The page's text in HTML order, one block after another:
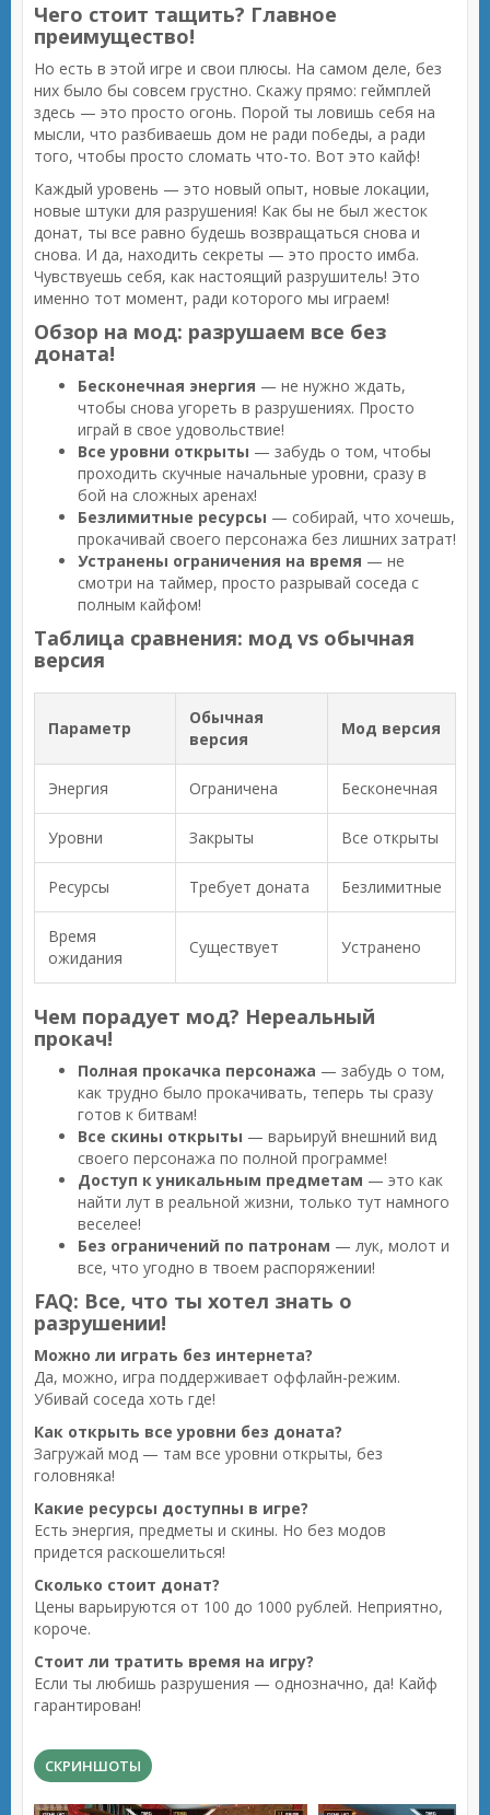
Чего стоит тащить? Главное
преимущество!
Но есть в этой игре и свои плюсы. На самом деле, без
них было бы совсем грустно. Скажу прямо: геймплей
здесь — это просто огонь. Порой ты ловишь себя на
мысли, что разбиваешь дом не ради победы, а ради
того, чтобы просто сломать что-то. Вот это кайф!
Каждый уровень — это новый опыт, новые локации,
новые штуки для разрушения! Как бы не был жесток
донат, ты все равно будешь возвращаться снова и
снова. И да, находить секреты — это просто имба.
Чувствуешь себя, как настоящий разрушитель! Это
именно тот момент, ради которого мы играем!
Обзор на мод: разрушаем все без
доната!
Бесконечная энергия — не нужно ждать,
чтобы снова угореть в разрушениях. Просто
играй в свое удовольствие!
Все уровни открыты — забудь о том, чтобы
проходить скучные начальные уровни, сразу в
бой на сложных аренах!
Безлимитные ресурсы — собирай, что хочешь,
прокачивай своего персонажа без лишних затрат!
Устранены ограничения на время — не
смотри на таймер, просто разрывай соседа с
полным кайфом!
Таблица сравнения: мод vs обычная
версия
Параметр
Обычная
версия
Мод версия
Энергия Ограничена Бесконечная
Уровни Закрыты Все открыты
Ресурсы Требует доната Безлимитные
Время
ожидания
Существует Устранено
Чем порадует мод? Нереальный
прокач!
Полная прокачка персонажа — забудь о том,
как трудно было прокачивать, теперь ты сразу
готов к битвам!
Все скины открыты — варьируй внешний вид
своего персонажа по полной программе!
Доступ к уникальным предметам — это как
найти лут в реальной жизни, только тут намного
веселее!
Без ограничений по патронам — лук, молот и
все, что угодно в твоем распоряжении!
FAQ: Все, что ты хотел знать о
разрушении!
Можно ли играть без интернета?
Да, можно, игра поддерживает оффлайн-режим.
Убивай соседа хоть где!
Как открыть все уровни без доната?
Загружай мод — там все уровни открыты, без
головняка!
Какие ресурсы доступны в игре?
Есть энергия, предметы и скины. Но без модов
придется раскошелиться!
Сколько стоит донат?
Цены варьируются от 100 до 1000 рублей. Неприятно,
короче.
Стоит ли тратить время на игру?
Если ты любишь разрушения — однозначно, да! Кайф
гарантирован!
СКРИНШОТЫ